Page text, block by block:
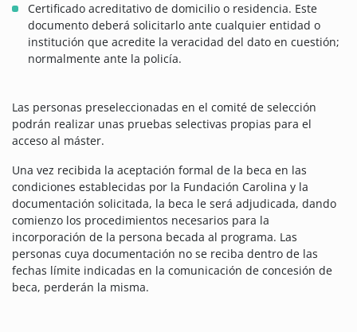
Certificado acreditativo de domicilio o residencia. Este
documento deberá solicitarlo ante cualquier entidad o
institución que acredite la veracidad del dato en cuestión;
normalmente ante la policía.
Las personas preseleccionadas en el comité de selección
podrán realizar unas pruebas selectivas propias para el
acceso al máster.
Una vez recibida la aceptación formal de la beca en las
condiciones establecidas por la Fundación Carolina y la
documentación solicitada, la beca le será adjudicada, dando
comienzo los procedimientos necesarios para la
incorporación de la persona becada al programa. Las
personas cuya documentación no se reciba dentro de las
fechas límite indicadas en la comunicación de concesión de
beca, perderán la misma.